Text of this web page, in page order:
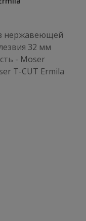
нержавеющей
32 мм
- Moser
T-CUT Ermila